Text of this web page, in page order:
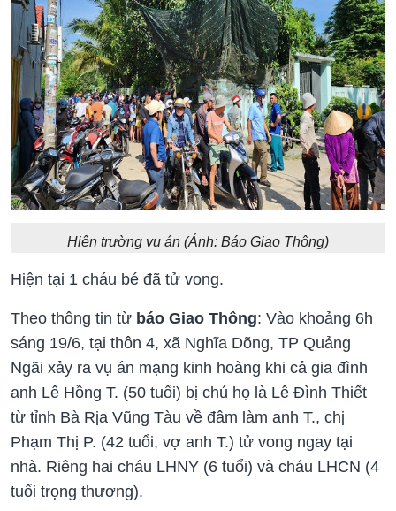
Hiện trường vụ án (Ảnh: Báo Giao Thông)
Hiện tại 1 cháu bé đã tử vong.
Theo thông tin từ báo Giao Thông: Vào khoảng 6h
sáng 19/6, tại thôn 4, xã Nghĩa Dõng, TP Quảng
Ngãi xảy ra vụ án mạng kinh hoàng khi cả gia đình
anh Lê Hồng T. (50 tuổi) bị chú họ là Lê Đình Thiết
từ tỉnh Bà Rịa Vũng Tàu về đâm làm anh T., chị
Phạm Thị P. (42 tuổi, vợ anh T.) tử vong ngay tại
nhà. Riêng hai cháu LHNY (6 tuổi) và cháu LHCN (4
tuổi trọng thương).